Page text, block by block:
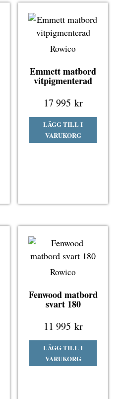
Rowico
Emmett matbord
vitpigmenterad
17 995 kr
LÄGG TILL I
VARUKORG
Rowico
Fenwood matbord
svart 180
11 995 kr
LÄGG TILL I
VARUKORG